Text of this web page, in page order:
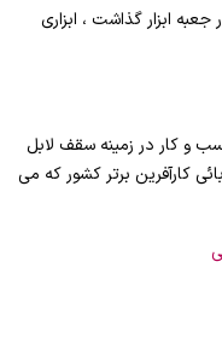
ابزار گذاشت ، ابزاری
و کار در زمینه سقف لابل
کارآفرین برتر کشور که می